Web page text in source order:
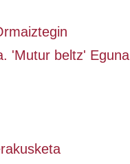
'Mutur beltz' Eguna